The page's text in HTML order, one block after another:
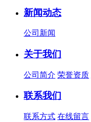
新闻动态
公司新闻
关于我们
公司简介 荣誉资质
联系我们
联系方式 在线留言